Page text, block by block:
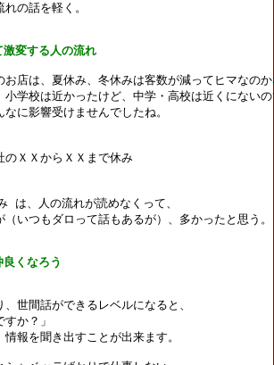
の話を軽く。
変する人の流れ
お店は、夏休み、冬休みは客数が減ってヒマなの
小学校は近かったけど、中学・高校は近くにない
に影響受けませんでしたね。
のＸＸからＸＸまで休み
は、人の流れが読めなくって、
いつもダロって話もあるが）、多かったと思う。
くなろう
世間話ができるレベルになると、
か？」
報を聞き出すことが出来ます。